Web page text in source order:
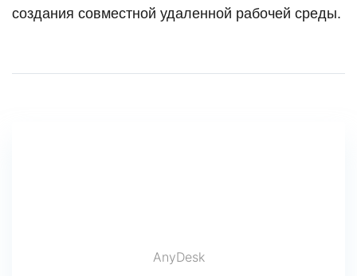
создания совместной удаленной рабочей среды.
AnyDesk